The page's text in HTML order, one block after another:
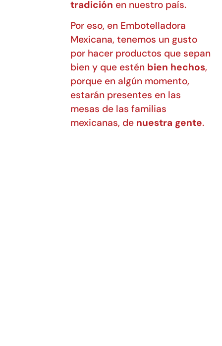
tradición en nuestro país.
Por eso, en Embotelladora
Mexicana, tenemos un gusto
por hacer productos que sepan
bien y que estén bien hechos,
porque en algún momento,
estarán presentes en las
mesas de las familias
mexicanas, de nuestra gente.